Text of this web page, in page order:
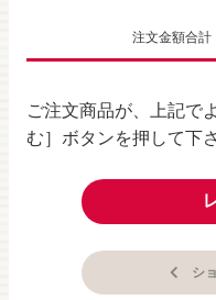
注文金額合計
ご注文商品が、上記で
む］ボタンを押して下
シ